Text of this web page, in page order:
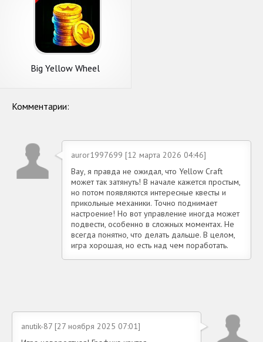
Big Yellow Wheel
Комментарии:
auror1997699 [12 марта 2026 04:46]
Вау, я правда не ожидал, что Yellow Craft
может так затянуть! В начале кажется простым,
но потом появляются интересные квесты и
прикольные механики. Точно поднимает
настроение! Но вот управление иногда может
подвести, особенно в сложных моментах. Не
всегда понятно, что делать дальше. В целом,
игра хорошая, но есть над чем поработать.
anutik-87 [27 ноября 2025 07:01]